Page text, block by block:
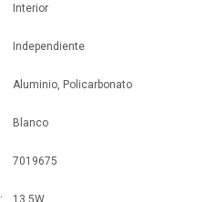
Interior
Independiente
Aluminio, Policarbonato
Blanco
7019675